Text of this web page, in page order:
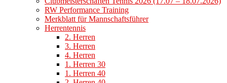
RW Performance Training
Merkblatt für Mannschaftsführer
Herrentennis
2. Herren
3. Herren
4. Herren
1. Herren 30
1. Herren 40